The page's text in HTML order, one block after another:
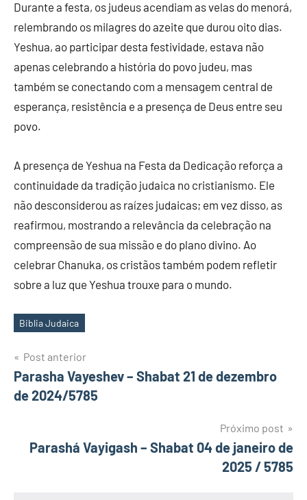
Durante a festa, os judeus acendiam as velas do menorá,
relembrando os milagres do azeite que durou oito dias.
Yeshua, ao participar desta festividade, estava não
apenas celebrando a história do povo judeu, mas
também se conectando com a mensagem central de
esperança, resistência e a presença de Deus entre seu
povo.
A presença de Yeshua na Festa da Dedicação reforça a
continuidade da tradição judaica no cristianismo. Ele
não desconsiderou as raízes judaicas; em vez disso, as
reafirmou, mostrando a relevância da celebração na
compreensão de sua missão e do plano divino. Ao
celebrar Chanuka, os cristãos também podem refletir
sobre a luz que Yeshua trouxe para o mundo.
Tags
Biblia Judaica
Navegação
de
Post anterior
Parasha Vayeshev – Shabat 21 de dezembro
de 2024/5785
Próximo post
Parashá Vayigash – Shabat 04 de janeiro de
2025 / 5785